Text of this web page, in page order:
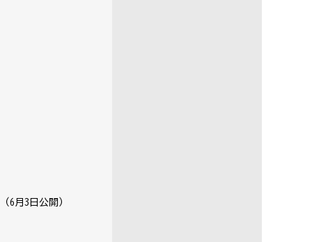
6 月 3 日公開）